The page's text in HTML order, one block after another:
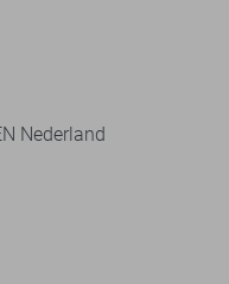
Nederland